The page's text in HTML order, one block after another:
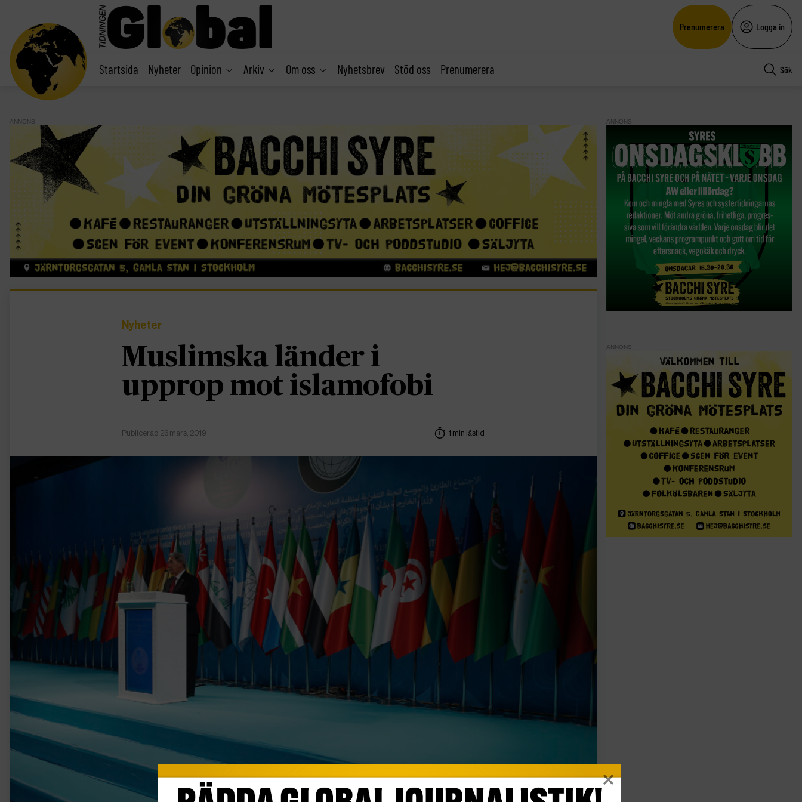
Prenumerera Logga in
Startsida Nyheter Opinion Arkiv Om oss Nyhetsbrev Stöd oss Prenumerera Sök
ANNONS
Nyheter
Muslimska länder i
upprop mot islamofobi
Publicerad 26 mars, 2019 1 min lästid
ANNONS
ANNONS